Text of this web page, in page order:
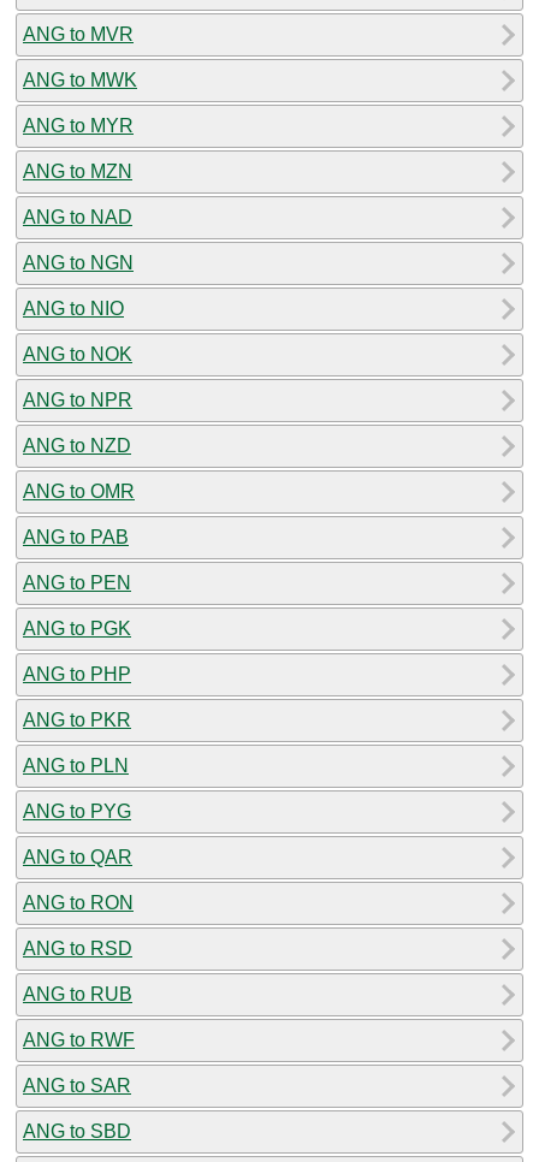
ANG to MVR
ANG to MWK
ANG to MYR
ANG to MZN
ANG to NAD
ANG to NGN
ANG to NIO
ANG to NOK
ANG to NPR
ANG to NZD
ANG to OMR
ANG to PAB
ANG to PEN
ANG to PGK
ANG to PHP
ANG to PKR
ANG to PLN
ANG to PYG
ANG to QAR
ANG to RON
ANG to RSD
ANG to RUB
ANG to RWF
ANG to SAR
ANG to SBD